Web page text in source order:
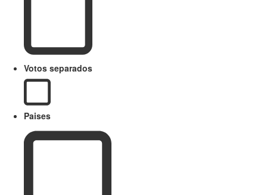
Votos separados
Paises